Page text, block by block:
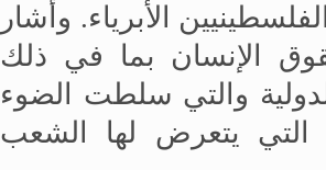
الأبرياء. وأشار
الإنسان بما في ذلك
والتي سلطت الضوء
التي يتعرض لها الشعب